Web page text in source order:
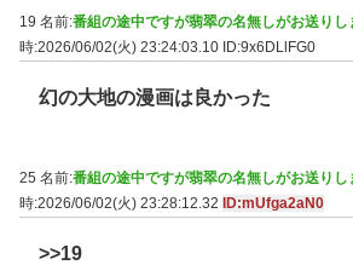
19 名前:番組の途中ですが翡翠の名無しがお送りし
時:2026/06/02(火) 23:24:03.10 ID:9x6DLlFG0
幻の大地の漫画は良かった
25 名前:番組の途中ですが翡翠の名無しがお送りし
時:2026/06/02(火) 23:28:12.32 ID:mUfga2aN0
>>19